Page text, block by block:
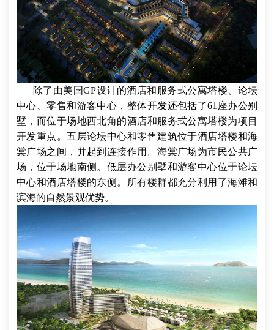
除了由美国GP设计的酒店和服务式公寓塔楼、论坛
中心、零售和游客中心，整体开发还包括了61座办公别
墅，而位于场地西北角的酒店和服务式公寓塔楼为项目
开发重点。五层论坛中心和零售建筑位于酒店塔楼和海
棠广场之间，并起到连接作用。海棠广场为市民公共广
场，位于场地南侧。低层办公别墅和游客中心位于论坛
中心和酒店塔楼的东侧。所有楼群都充分利用了海滩和
滨海的自然景观优势。